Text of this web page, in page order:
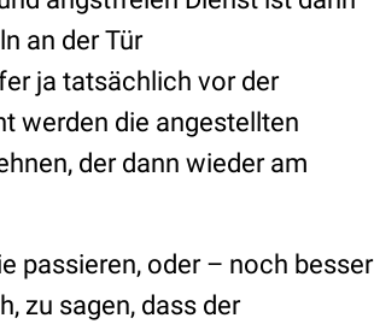
an der Tür
ja tatsächlich vor der
werden die angestellten
der dann wieder am
passieren, oder – noch besser
zu sagen, dass der